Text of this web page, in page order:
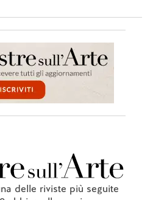
delle riviste più seguite